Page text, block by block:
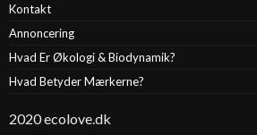
Kontakt
Annoncering
Hvad Er Økologi & Biodynamik?
Hvad Betyder Mærkerne?
2020 ecolove.dk